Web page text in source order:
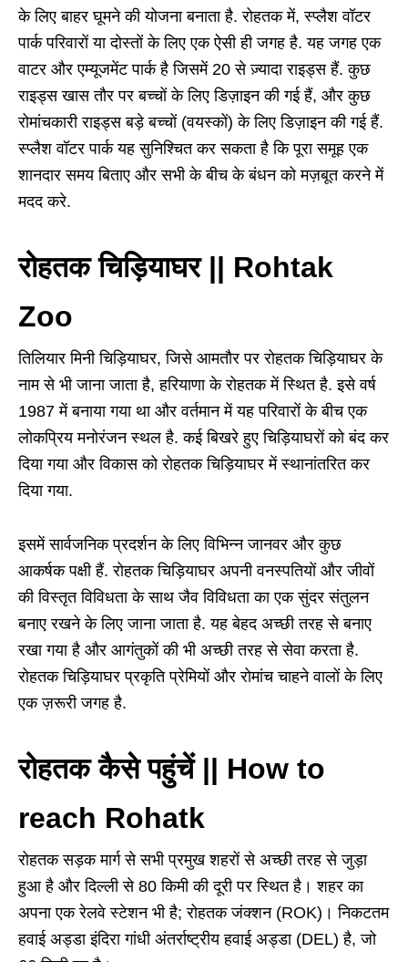
के लिए बाहर घूमने की योजना बनाता है. रोहतक में, स्प्लैश वॉटर
पार्क परिवारों या दोस्तों के लिए एक ऐसी ही जगह है. यह जगह एक
वाटर और एम्यूजमेंट पार्क है जिसमें 20 से ज़्यादा राइड्स हैं. कुछ
राइड्स खास तौर पर बच्चों के लिए डिज़ाइन की गई हैं, और कुछ
रोमांचकारी राइड्स बड़े बच्चों (वयस्कों) के लिए डिज़ाइन की गई हैं.
स्प्लैश वॉटर पार्क यह सुनिश्चित कर सकता है कि पूरा समूह एक
शानदार समय बिताए और सभी के बीच के बंधन को मज़बूत करने में
मदद करे.
रोहतक चिड़ियाघर || Rohtak
Zoo
तिलियार मिनी चिड़ियाघर, जिसे आमतौर पर रोहतक चिड़ियाघर के
नाम से भी जाना जाता है, हरियाणा के रोहतक में स्थित है. इसे वर्ष
1987 में बनाया गया था और वर्तमान में यह परिवारों के बीच एक
लोकप्रिय मनोरंजन स्थल है. कई बिखरे हुए चिड़ियाघरों को बंद कर
दिया गया और विकास को रोहतक चिड़ियाघर में स्थानांतरित कर
दिया गया.
इसमें सार्वजनिक प्रदर्शन के लिए विभिन्न जानवर और कुछ
आकर्षक पक्षी हैं. रोहतक चिड़ियाघर अपनी वनस्पतियों और जीवों
की विस्तृत विविधता के साथ जैव विविधता का एक सुंदर संतुलन
बनाए रखने के लिए जाना जाता है. यह बेहद अच्छी तरह से बनाए
रखा गया है और आगंतुकों की भी अच्छी तरह से सेवा करता है.
रोहतक चिड़ियाघर प्रकृति प्रेमियों और रोमांच चाहने वालों के लिए
एक ज़रूरी जगह है.
रोहतक कैसे पहुंचें || How to
reach Rohatk
रोहतक सड़क मार्ग से सभी प्रमुख शहरों से अच्छी तरह से जुड़ा
हुआ है और दिल्ली से 80 किमी की दूरी पर स्थित है। शहर का
अपना एक रेलवे स्टेशन भी है; रोहतक जंक्शन (ROK)। निकटतम
हवाई अड्डा इंदिरा गांधी अंतर्राष्ट्रीय हवाई अड्डा (DEL) है, जो